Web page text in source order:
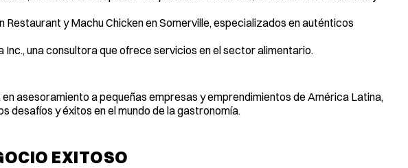
Restaurant y Machu Chicken en Somerville, especializados en auténticos
Inc., una consultora que ofrece servicios en el sector alimentario.
asesoramiento a pequeñas empresas y emprendimientos de América Latina,
desafíos y éxitos en el mundo de la gastronomía.
EXITOSO